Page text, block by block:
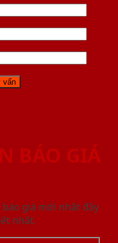
BÁO GIÁ
giá mới nhât đầy
nhất.